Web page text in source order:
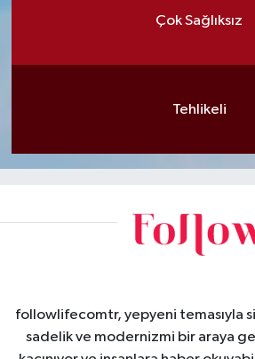
Çok Sağlıksız
Tehlikeli
followlifecomtr, yepyeni temasıyla
sadelik ve modernizmi bir araya